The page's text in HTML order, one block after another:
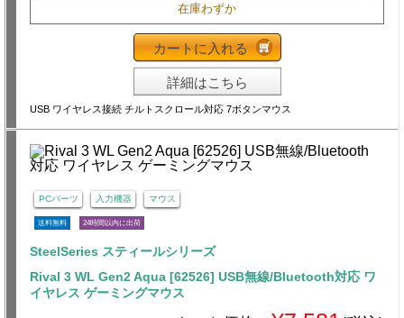
在庫わずか
カートに入れる
詳細はこちら
USB ワイヤレス接続 チルトスクロール対応 7ボタンマウス
PCパーツ 入力機器 マウス
送料無料 24時間以内に出荷
SteelSeries スティールシリーズ
Rival 3 WL Gen2 Aqua [62526] USB無線/Bluetooth対応 ワ
イヤレス ゲーミングマウス